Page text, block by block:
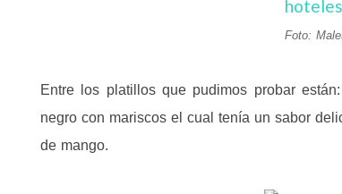
Foto:
Entre los platillos que pudimos probar
negro con mariscos el cual tenía un sabor
de mango.